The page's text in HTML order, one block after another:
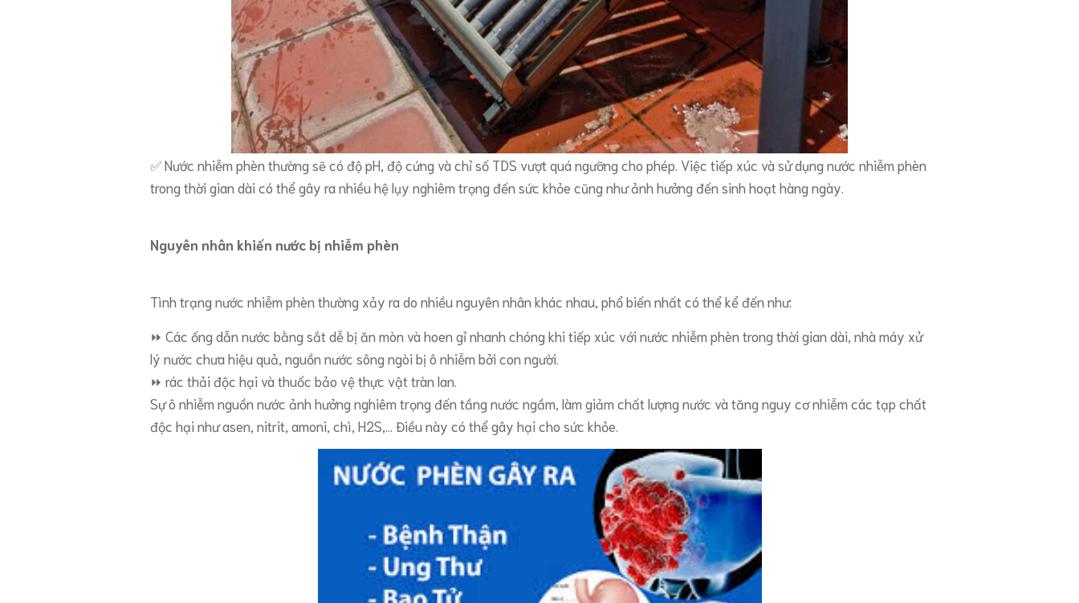
✅️ Nước nhiễm phèn thường sẽ có độ pH, độ cứng và chỉ số TDS vượt quá ngưỡng cho phép. Việc tiếp xúc và sử dụng nước nhiễm phèn
trong thời gian dài có thể gây ra nhiều hệ lụy nghiêm trọng đến sức khỏe cũng như ảnh hưởng đến sinh hoạt hàng ngày.
Nguyên nhân khiến nước bị nhiễm phèn
Tình trạng nước nhiễm phèn thường xảy ra do nhiều nguyên nhân khác nhau, phổ biến nhất có thể kể đến như:
⏩️ Các ống dẫn nước bằng sắt dễ bị ăn mòn và hoen gỉ nhanh chóng khi tiếp xúc với nước nhiễm phèn trong thời gian dài, nhà máy xử
lý nước chưa hiệu quả, nguồn nước sông ngòi bị ô nhiễm bởi con người.
⏩️ rác thải độc hại và thuốc bảo vệ thực vật tràn lan.
Sự ô nhiễm nguồn nước ảnh hưởng nghiêm trọng đến tầng nước ngầm, làm giảm chất lượng nước và tăng nguy cơ nhiễm các tạp chất
độc hại như asen, nitrit, amoni, chì, H2S,… Điều này có thể gây hại cho sức khỏe.